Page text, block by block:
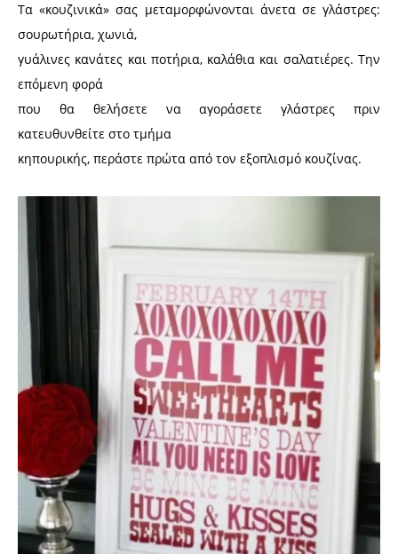
Tα «κουζινικά» σας μεταμορφώνονται άνετα σε γλάστρες:
σουρωτήρια, χωνιά,
γυάλινες κανάτες και ποτήρια, καλάθια και σαλατιέρες. Την
επόμενη φορά
που θα θελήσετε να αγοράσετε γλάστρες πριν
κατευθυνθείτε στο τμήμα
κηπουρικής, περάστε πρώτα από τον εξοπλισμό κουζίνας.